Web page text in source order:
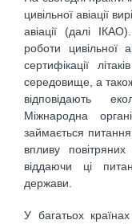
цивільної авіації
авіації (далі
роботи цивільної
сертифікації
середовище, а
відповідають
Міжнародна
займається
впливу
віддаючи ці
держави.
У багатьох